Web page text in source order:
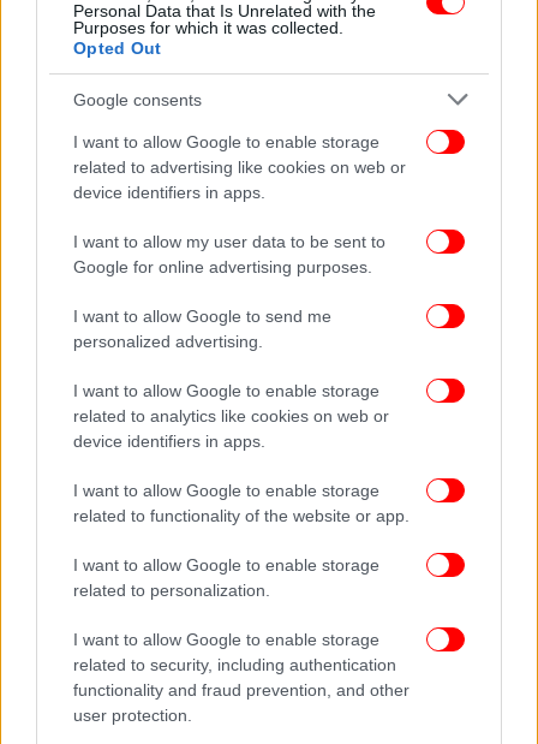
Personal Data that Is Unrelated with the
Purposes for which it was collected.
Opted Out
Google consents
I want to allow Google to enable storage
related to advertising like cookies on web or
device identifiers in apps.
I want to allow my user data to be sent to
Google for online advertising purposes.
I want to allow Google to send me
personalized advertising.
I want to allow Google to enable storage
related to analytics like cookies on web or
device identifiers in apps.
I want to allow Google to enable storage
related to functionality of the website or app.
I want to allow Google to enable storage
related to personalization.
I want to allow Google to enable storage
related to security, including authentication
functionality and fraud prevention, and other
user protection.
Όλες οι εκπαιδευτικές δράσεις παρέχονται δωρεάν
για τα παιδιά.
Απαραίτητες οι δηλώσεις συμμετοχής, κατόπιν
τηλεφωνικής συνεννόησης.
Τηλ. επικοινωνίας: 2132144813 και 2132144814
Ημέρες & ώρες επικοινωνίας: Δευτέρα – Παρασκευή
12:30 π.μ. – 16:00 μ.μ.
και μάθετε
πρώτοι όλες τις ειδήσεις
ΔΙΑΒΑΣΤΕ ΠΕΡΙΣΣΟΤΕΡΑ